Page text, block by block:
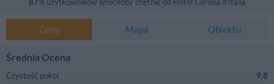
Ceny Mapa Obiektu
Średnia Ocena
Czystość pokoi
9.8